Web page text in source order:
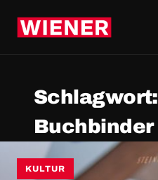
Schlagwort:
Buchbinder
KULTUR